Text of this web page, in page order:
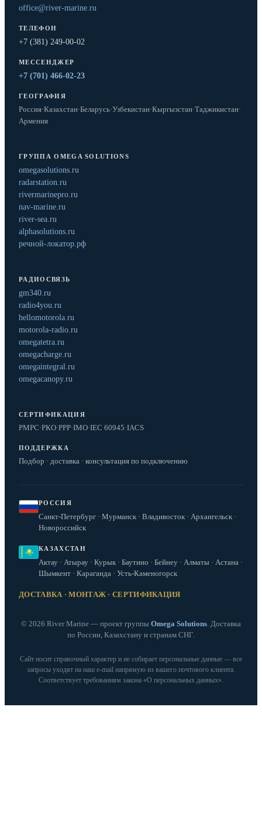
office@river-marine.ru
ТЕЛЕФОН
+7 (381) 249-00-02
МЕССЕНДЖЕР
+7 (701) 466-02-23
ГЕОГРАФИЯ
Россия·Казахстан·Беларусь·Узбекистан·Кыргызстан·Таджикистан·
Армения
ГРУППА OMEGA SOLUTIONS
omegasolutions.ru
radarstation.ru
rivermarinepro.ru
nav-marine.ru
river-sea.ru
alphasolutions.ru
речной-локатор.рф
РАДИОСВЯЗЬ
gm340.ru
radio4you.ru
hellomotorola.ru
motorola-radio.ru
omegatetra.ru
omegacharge.ru
omegaintegral.ru
omegacanopy.ru
СЕРТИФИКАЦИЯ
РМРС·РКО·РРР·IMO·IEC 60945·IACS
ПОДДЕРЖКА
Подбор · доставка · консультация по подключению
РОССИЯ
Санкт-Петербург · Мурманск · Владивосток · Архангельск ·
Новороссийск
КАЗАХСТАН
Актау · Атырау · Курык · Баутино · Бейнеу · Алматы · Астана ·
Шымкент · Караганда · Усть-Каменогорск
ДОСТАВКА · МОНТАЖ · СЕРТИФИКАЦИЯ
© 2026 River Marine — проект группы Omega Solutions. Доставка
по России, Казахстану и странам СНГ.
Сайт носит справочный характер и не собирает персональные данные — все
запросы уходят на наш e‑mail напрямую из вашего почтового клиента.
Соответствует требованиям закона «О персональных данных».